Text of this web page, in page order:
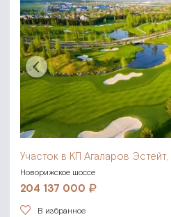
Участок в КП Агаларов Эстейт,
Новорижское шоссе
204 137 000
В избранное